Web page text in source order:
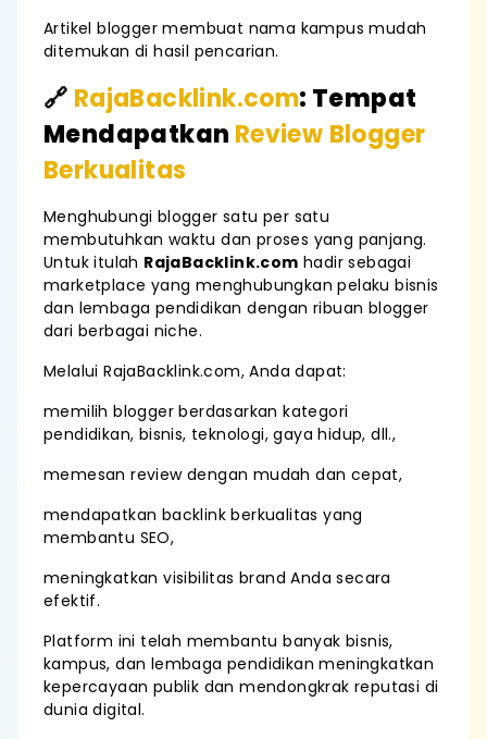
Artikel blogger membuat nama kampus mudah
ditemukan di hasil pencarian.
🔗 RajaBacklink.com: Tempat
Mendapatkan Review Blogger
Berkualitas
Menghubungi blogger satu per satu
membutuhkan waktu dan proses yang panjang.
Untuk itulah RajaBacklink.com hadir sebagai
marketplace yang menghubungkan pelaku bisnis
dan lembaga pendidikan dengan ribuan blogger
dari berbagai niche.
Melalui RajaBacklink.com, Anda dapat:
memilih blogger berdasarkan kategori
pendidikan, bisnis, teknologi, gaya hidup, dll.,
memesan review dengan mudah dan cepat,
mendapatkan backlink berkualitas yang
membantu SEO,
meningkatkan visibilitas brand Anda secara
efektif.
Platform ini telah membantu banyak bisnis,
kampus, dan lembaga pendidikan meningkatkan
kepercayaan publik dan mendongkrak reputasi di
dunia digital.